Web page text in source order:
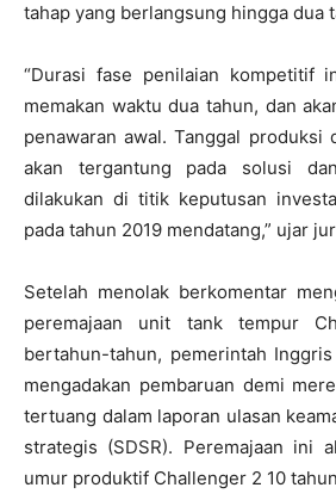
tahap yang berlangsung hingga dua
“Durasi fase penilaian kompetitif
memakan waktu dua tahun, dan
penawaran awal. Tanggal produksi
akan tergantung pada solusi
dilakukan di titik keputusan
pada tahun 2019 mendatang,” ujar
Setelah menolak berkomentar
peremajaan unit tank tempur
bertahun-tahun, pemerintah
mengadakan pembaruan demi
tertuang dalam laporan ulasan
strategis (SDSR). Peremajaan ini
umur produktif Challenger 2 10